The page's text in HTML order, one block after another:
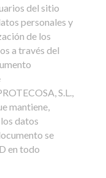
del sitio
personales y
de los
a través del
S.L.,
mantiene,
datos
se
en todo